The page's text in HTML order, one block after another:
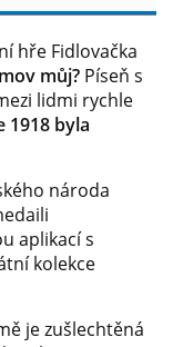
hře Fidlovačka
můj? Píseň s
lidmi rychle
1918 byla
národa
aplikací s
kolekce
je zušlechtěná